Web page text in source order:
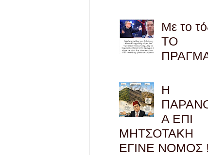
Με το
ΤΟ
Η
Α ΕΠΙ
ΜΗΤΣΟΤΑΚΗ
ΕΓΙΝΕ ΝΟΜΟΣ